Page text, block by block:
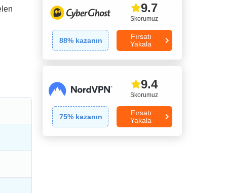
Skorumuz
9.7
88% kazanın
Fırsatı
Yakala
Skorumuz
9.4
75% kazanın
Fırsatı
Yakala